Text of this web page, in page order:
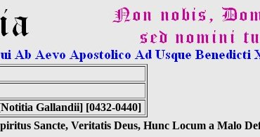
Gallandii] [0432-0440]
Sancte, Veritatis Deus, Hunc Locum a Malo